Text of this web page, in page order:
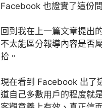
Facebook 也證實了這份
回到我在上一篇文章提出
不太能區分報導內容是否
拾。
現在看到 Facebook 出了
道自己多數用戶的程度就